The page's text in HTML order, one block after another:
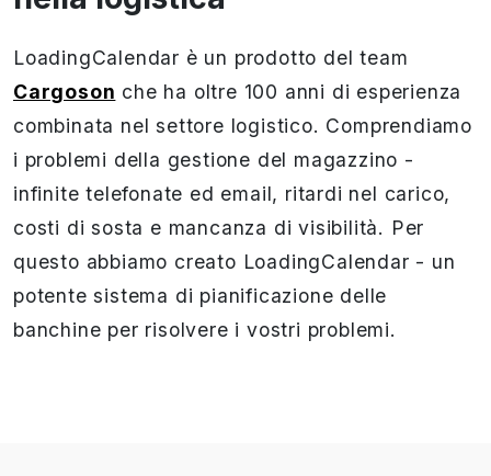
LoadingCalendar è un prodotto del team
Cargoson che ha oltre 100 anni di esperienza
combinata nel settore logistico. Comprendiamo
i problemi della gestione del magazzino -
infinite telefonate ed email, ritardi nel carico,
costi di sosta e mancanza di visibilità. Per
questo abbiamo creato LoadingCalendar - un
potente sistema di pianificazione delle
banchine per risolvere i vostri problemi.